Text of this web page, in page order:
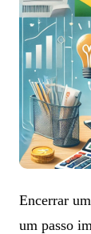
Encerrar
um passo